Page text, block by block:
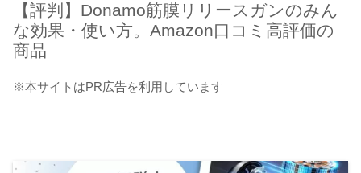
【評判】Donamo筋膜リリースガンのみん
な効果・使い方。Amazon口コミ高評価の
商品
※本サイトはPR広告を利用しています